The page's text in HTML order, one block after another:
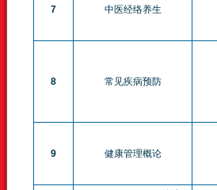
7 中医经络养生
8 常见疾病预防
9 健康管理概论